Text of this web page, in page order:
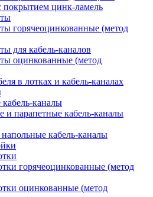
покрытием цинк-ламель
горячеоцинкованные (метод
для кабель-каналов
оцинкованные (метод
в лотках и кабель-каналах
каналы
и парапетные кабель-каналы
кабель-каналы
горячеоцинкованные (метод
оцинкованные (метод